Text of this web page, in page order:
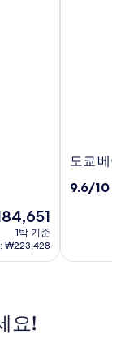
1박 기준
₩223,428
도
베
미
도쿄 베
10
9.6
9.6/10
요!